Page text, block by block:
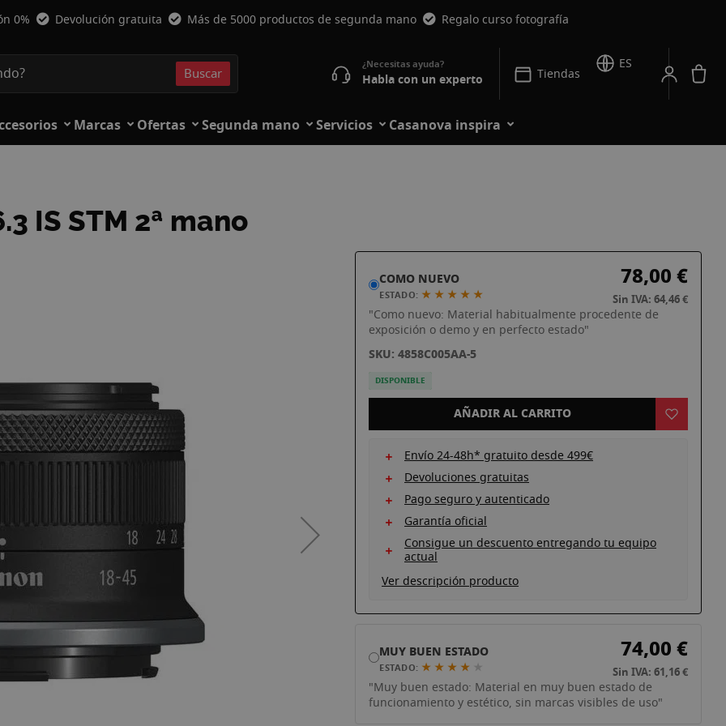
0% Devolución gratuita Más de 5000 productos de segunda mano Regalo curso fotografía
Buscar Habla con un experto Tiendas
ES
Marcas Ofertas Segunda mano Servicios Casanova inspira
IS STM 2ª mano
COMO NUEVO
ESTADO: ★ ★ ★ ★ ★
78,00 €
Sin IVA: 64,46 €
"Como nuevo: Material habitualmente procedente de
exposición o demo y en perfecto estado"
SKU: 4858C005AA-5
DISPONIBLE
AÑADIR AL CARRITO
Envío 24-48h* gratuito desde 499€
Devoluciones gratuitas
Pago seguro y autenticado
Garantía oficial
Consigue un descuento entregando tu equipo
actual
Ver descripción producto
MUY BUEN ESTADO
ESTADO: ★ ★ ★ ★ ★
74,00 €
Sin IVA: 61,16 €
"Muy buen estado: Material en muy buen estado de
funcionamiento y estético, sin marcas visibles de uso"